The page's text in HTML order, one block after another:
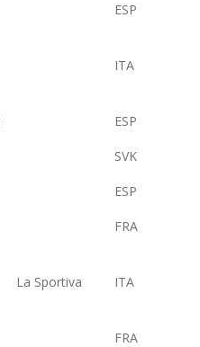
ESP
ITA
ESP
SVK
ESP
FRA
La Sportiva ITA
FRA